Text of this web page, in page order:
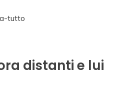
distanti e lui